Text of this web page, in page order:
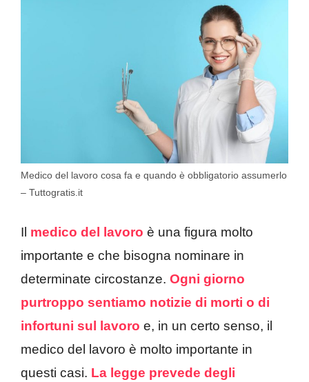
Medico del lavoro cosa fa e quando è obbligatorio assumerlo
– Tuttogratis.it
Il medico del lavoro è una figura molto
importante e che bisogna nominare in
determinate circostanze. Ogni giorno
purtroppo sentiamo notizie di morti o di
infortuni sul lavoro e, in un certo senso, il
medico del lavoro è molto importante in
questi casi. La legge prevede degli